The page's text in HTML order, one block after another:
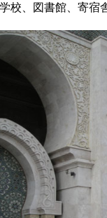
校、図書館、寄宿